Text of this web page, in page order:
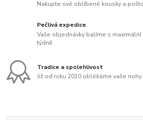
Nakupte své oblíbené kousky a
Pečlivá expedice
Vaše objednávky balíme s
týdně.
Tradice a spolehlivost
Již od roku 2010 oblékáme vaše